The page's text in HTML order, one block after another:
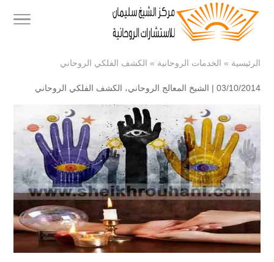
الرئيسية » الخدمات الروحانية » الكشف الفلكي الروحاني
03/10/2014 | الشيخ المعالج الروحاني، الكشف الفلكي الروحاني